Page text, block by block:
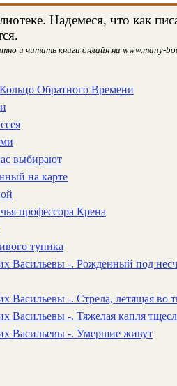
Надемеся, что как
и читать книги онлайн на www.many-
Обратного Времени
выбирают
на карте
профессора Крена
тупика
Васильевы -. Рожденный под
Васильевы -. Стрела, летящая во
Васильевы -. Тяжелая капля
Васильевы -. Умершие живут